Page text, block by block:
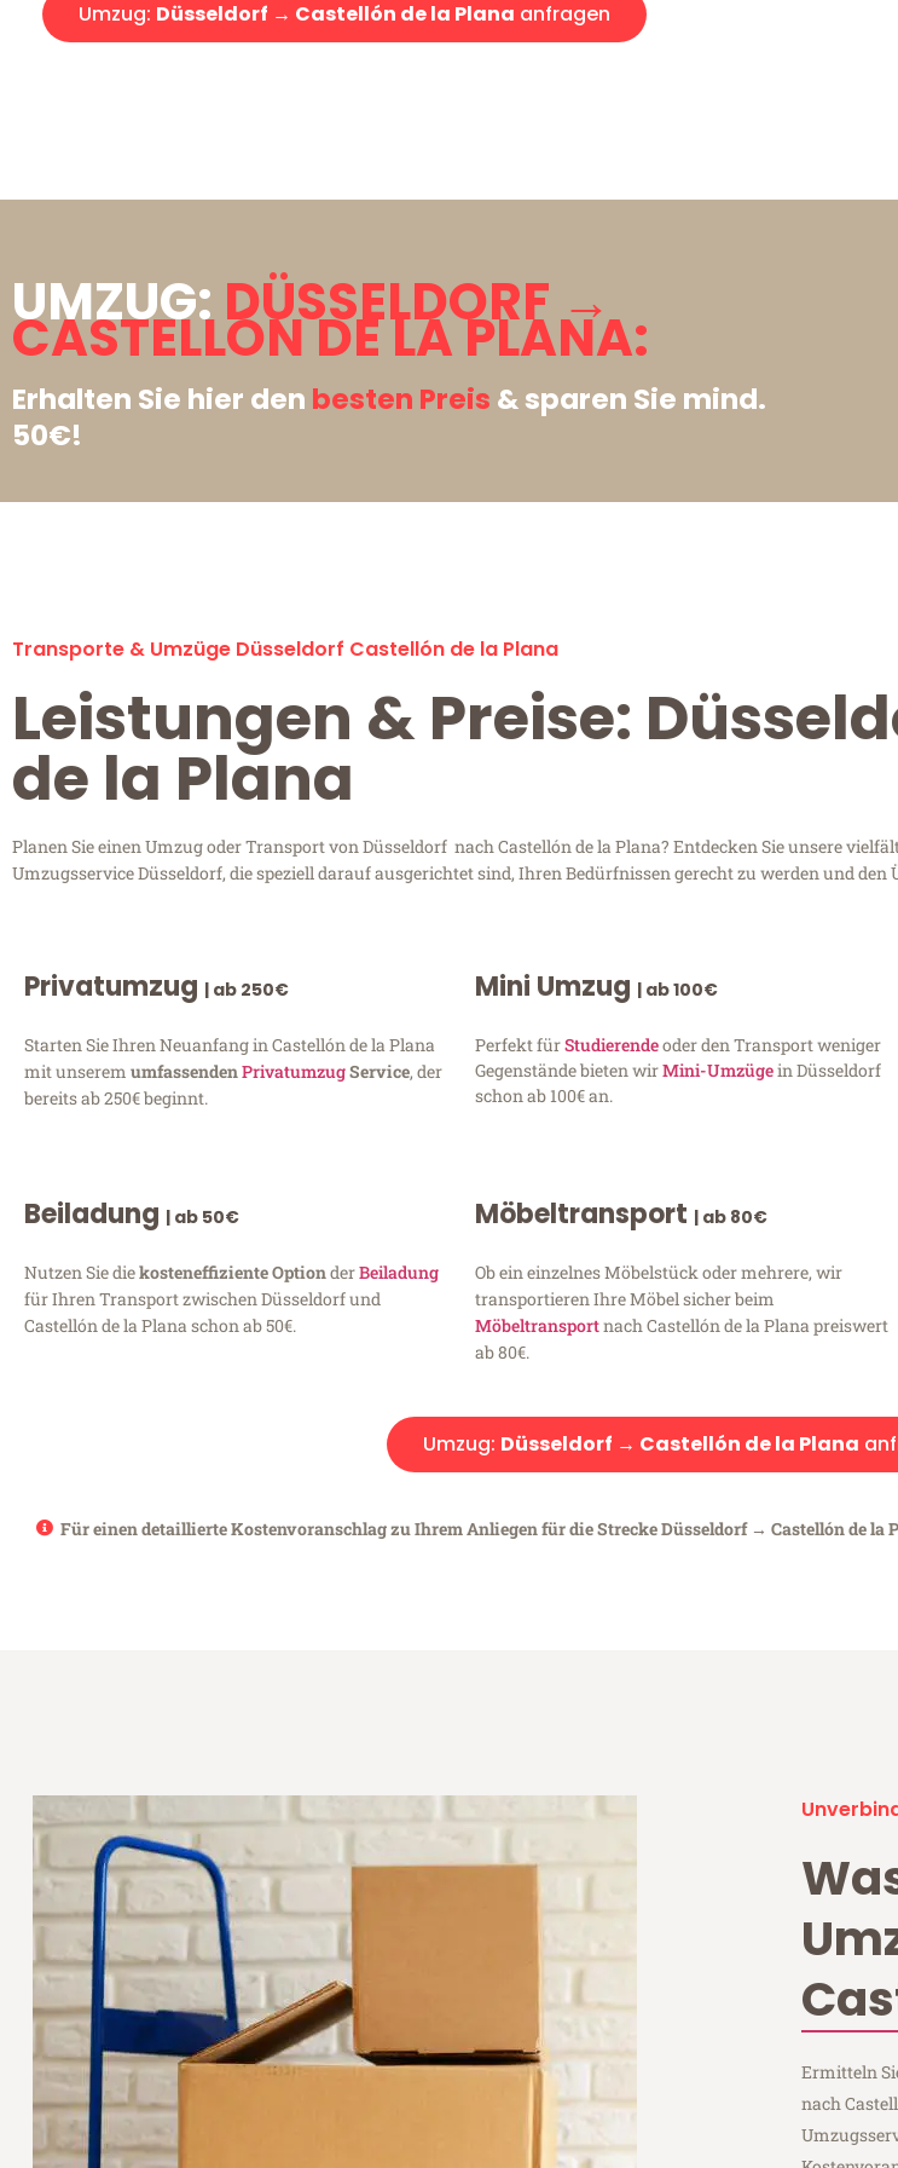
Umzug: Düsseldorf → Castellón de la Plana anfragen
UMZUG:DÜSSELDORF →
CASTELLÓN DE LA PLANA:
Erhalten Sie hier den besten Preis & sparen Sie mind.
50€!
Transporte & Umzüge Düsseldorf Castellón de la Plana
Leistungen & Preise:
de la Plana
Planen Sie einen Umzug oder Transport von Düsseldorf nach Castellón de la Plana? Entdecken Sie unsere
Umzugsservice Düsseldorf, die speziell darauf ausgerichtet sind, Ihren Bedürfnissen gerecht zu werden und
Privatumzug | ab 250€
Starten Sie Ihren Neuanfang in Castellón de la Plana
mit unserem umfassendenPrivatumzugService, der
bereits ab 250€ beginnt.
Mini Umzug | ab 100€
Perfekt fürStudierendeoder den Transport weniger
Gegenstände bieten wirMini-Umzügein Düsseldorf
schon ab 100€ an.
Beiladung | ab 50€
Nutzen Sie diekosteneffiziente OptionderBeiladung
für Ihren Transport zwischen Düsseldorf und
Castellón de la Plana schon ab 50€.
Möbeltransport | ab 80€
Ob ein einzelnes Möbelstück oder mehrere, wir
transportieren Ihre Möbel sicher beim
Möbeltransportnach Castellón de la Plana preiswert
ab 80€.
Umzug: Düsseldorf → Castellón de la Plana
Für einen detaillierte Kostenvoranschlag zu Ihrem Anliegen für die Strecke Düsseldorf → Castellón de la
Ermitteln
nach